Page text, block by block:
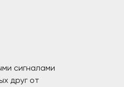
сигналами
друг от